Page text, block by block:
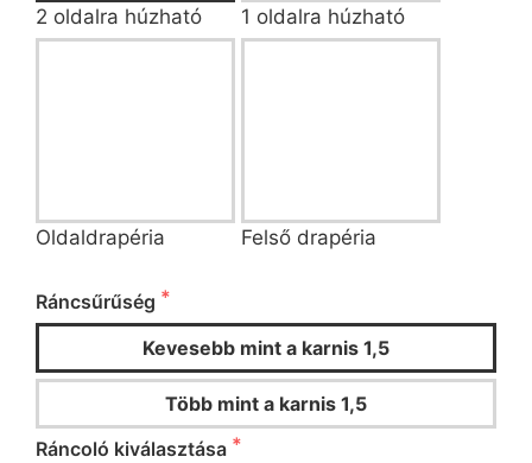
2 oldalra húzható 1 oldalra húzható
Oldaldrapéria
Felső drapéria
Ráncsűrűség
Kevesebb mint a karnis 1,5
Több mint a karnis 1,5
Ráncoló kiválasztása